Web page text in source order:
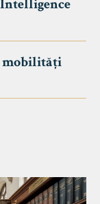
mobilități